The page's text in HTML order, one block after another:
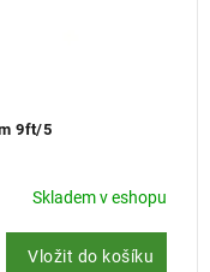
9ft/5
Skladem v eshopu
Vložit do košíku